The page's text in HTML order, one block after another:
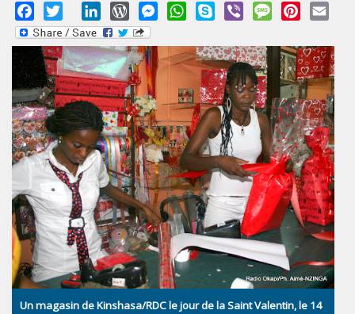
Facebook
Twitter LinkedInWordPressMessengerWhatsApp
Skype Viber MessagePinterest
Un magasin de Kinshasa/RDC le jour de la Saint Valentin, le 14